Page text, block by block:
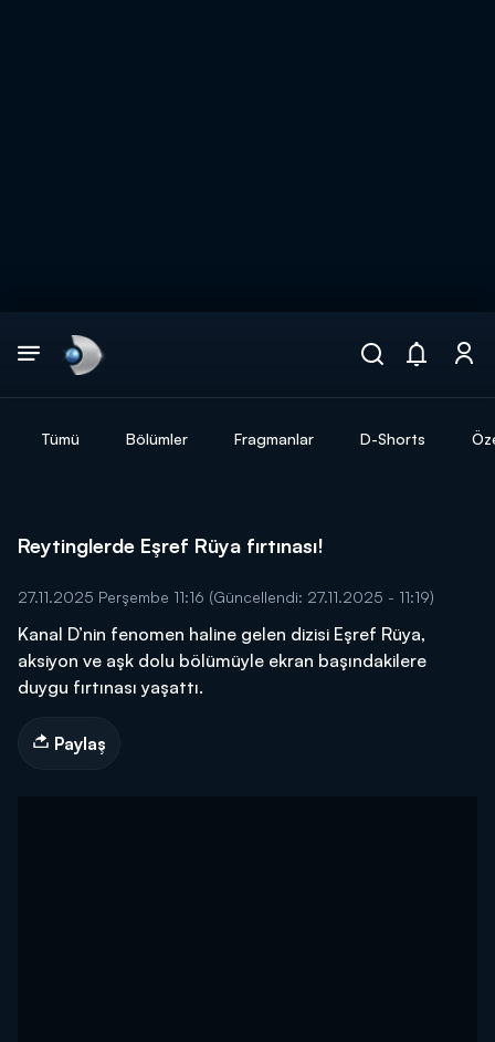
Tümü Bölümler Fragmanlar D-Shorts
Reytinglerde Eşref Rüya fırtınası!
27.11.2025 Perşembe 11:16 (Güncellendi: 27.11.2025 - 11:19)
Kanal D’nin fenomen haline gelen dizisi Eşref Rüya,
aksiyon ve aşk dolu bölümüyle ekran başındakilere
duygu fırtınası yaşattı.
Paylaş